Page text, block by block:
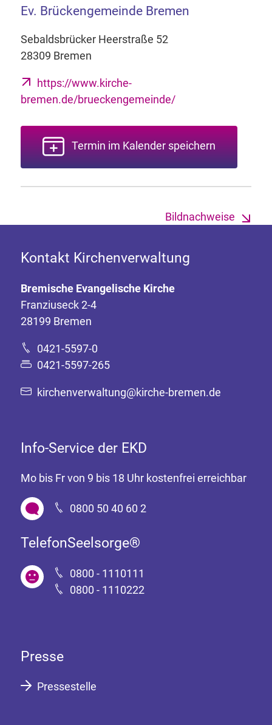
Ev. Brückengemeinde Bremen
Sebaldsbrücker Heerstraße 52
28309 Bremen
https://www.kirche-
bremen.de/brueckengemeinde/
Termin im Kalender speichern
Bildnachweise
Kontakt Kirchenverwaltung
Bremische Evangelische Kirche
Franziuseck 2-4
28199 Bremen
0421-5597-0
0421-5597-265
kirchenverwaltung@kirche-bremen.de
Info-Service der EKD
Mo bis Fr von 9 bis 18 Uhr kostenfrei erreichbar
0800 50 40 60 2
TelefonSeelsorge®
0800 - 1110111
0800 - 1110222
Presse
Pressestelle